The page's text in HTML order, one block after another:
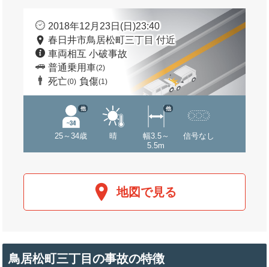
2018年12月23日(日)23:40
春日井市鳥居松町三丁目 付近
車両相互 小破事故
普通乗用車(2)
死亡(0) 負傷(1)
25～34歳
他
晴
幅3.5～
5.5m
他
信号なし
地図で見る
鳥居松町三丁目の事故の特徴